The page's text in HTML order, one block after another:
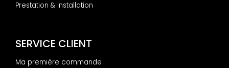
Prestation & Installation
SERVICE CLIENT
Ma première commande